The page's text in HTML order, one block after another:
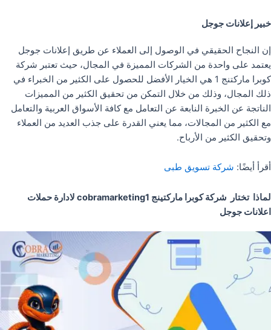
خبير إعلانات جوجل
إن النجاح الحقيقي في الوصول إلى العملاء عن طريق إعلانات جوجل
يعتمد على واحدة من الشركات المميزة في المجال، حيث تعتبر شركة
كوبرا ماركتنج 1 هي الخيار الأفضل للحصول على الكثير من الخبراء في
ذلك المجال، وذلك من خلال التمكن من تحقيق الكثير من المميزات
الناتجة عن الخبرة النابعة عن التعامل مع كافة الأسواق العربية والتعامل
مع الكثير من المجالات، مما يعني القدرة على جذب العديد من العملاء
وتحقيق الكثير من الأرباح.
أقرأ أيضًا: شركة تسويق طبى
لماذا تختار شركة كوبرا ماركتينج cobramarketing1 لادارة حملات
اعلانات جوجل